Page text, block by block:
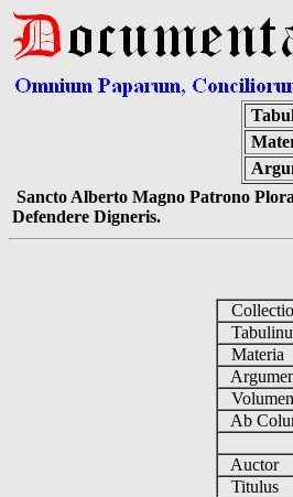
Sancto Alberto Magno Patrono
Defendere Digneris.
Collectio
Materia
Volumen
Ab
Auctor
Titulus